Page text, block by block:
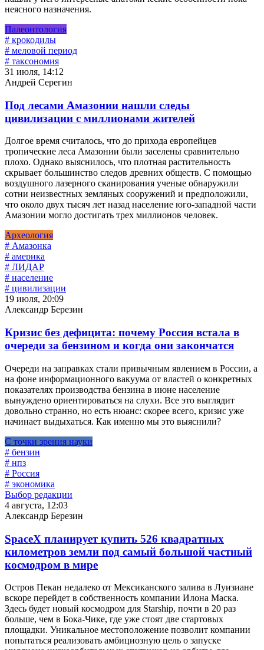
неясного назначения.
Палеонтология
# крокодилы
# меловой период
# таксономия
31 июля, 14:12
Андрей Серегин
Под лесами Амазонии нашли следы
цивилизации с миллионами жителей
Долгое время считалось, что до прихода европейцев
тропические леса Амазонии были заселены сравнительно
плохо. Однако выяснилось, что плотная растительность
скрывает большинство следов древних обществ. С помощью
воздушного лазерного сканирования ученые обнаружили
сотни неизвестных земляных сооружений и предположили,
что около двух тысяч лет назад население юго-западной части
Амазонии могло достигать трех миллионов человек.
Археология
# Амазонка
# америка
# ЛИДАР
# население
# цивилизации
19 июля, 20:09
Александр Березин
Кризис без дефицита: почему Россия встала в
очереди за бензином и когда они закончатся
Очереди на заправках стали привычным явлением в России, а
на фоне информационного вакуума от властей о конкретных
показателях производства бензина в июне население
вынуждено ориентироваться на слухи. Все это выглядит
довольно странно, но есть нюанс: скорее всего, кризис уже
начинает выдыхаться. Как именно мы это выяснили?
С точки зрения науки
# бензин
# нпз
# Россия
# экономика
Выбор редакции
4 августа, 12:03
Александр Березин
SpaceX планирует купить 526 квадратных
километров земли под самый большой частный
космодром в мире
Остров Пекан недалеко от Мексиканского залива в Луизиане
вскоре перейдет в собственность компании Илона Маска.
Здесь будет новый космодром для Starship, почти в 20 раз
больше, чем в Бока-Чике, где уже стоят две стартовых
площадки. Уникальное местоположение позволит компании
попытаться реализовать амбициозную цель о запуске